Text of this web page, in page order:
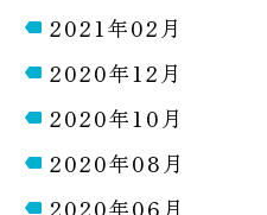
2021年02月
2020年12月
2020年10月
2020年08月
2020年06月